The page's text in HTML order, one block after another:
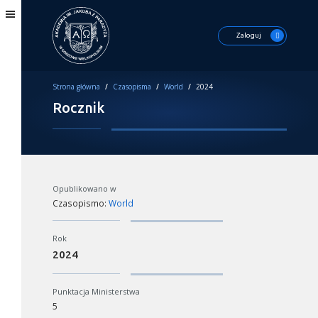
Zaloguj
Strona główna / Czasopisma / World / 2024
Rocznik
Opublikowano w
Czasopismo: World
Rok
2024
Punktacja Ministerstwa
5